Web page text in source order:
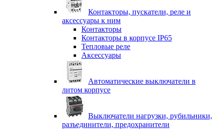
Контакторы, пускатели, реле и
аксессуары к ним
Контакторы
Контакторы в корпусе IP65
Тепловые реле
Аксессуары
Автоматические выключатели в
литом корпусе
Выключатели нагрузки, рубильники,
разъединители, предохранители